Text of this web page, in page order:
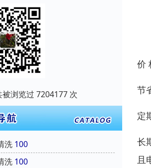
被浏览过 7204177 次
洗 100
洗 100
价
节
定
长
且